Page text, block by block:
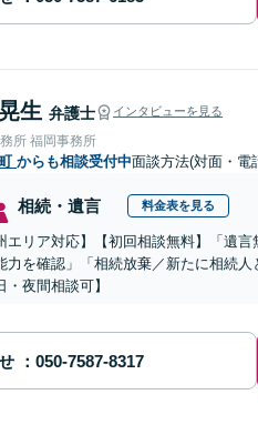
生 弁護士 インタビューを見る
所 福岡事務所
からも相談受付中面談方法(対面・電
相続・遺言 料金表を見る
エリア対応】【初回相談無料】「遺
力を確認」「相続放棄／新たに相続
・夜間相談可】